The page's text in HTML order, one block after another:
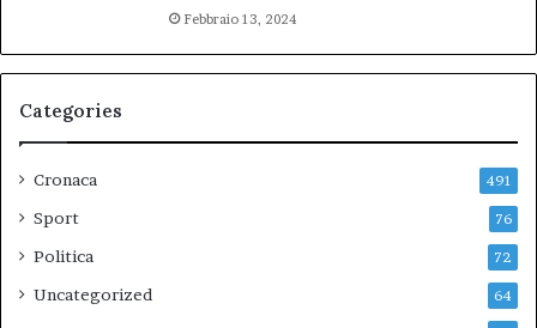
Febbraio 13, 2024
Categories
Cronaca 491
Sport 76
Politica 72
Uncategorized 64